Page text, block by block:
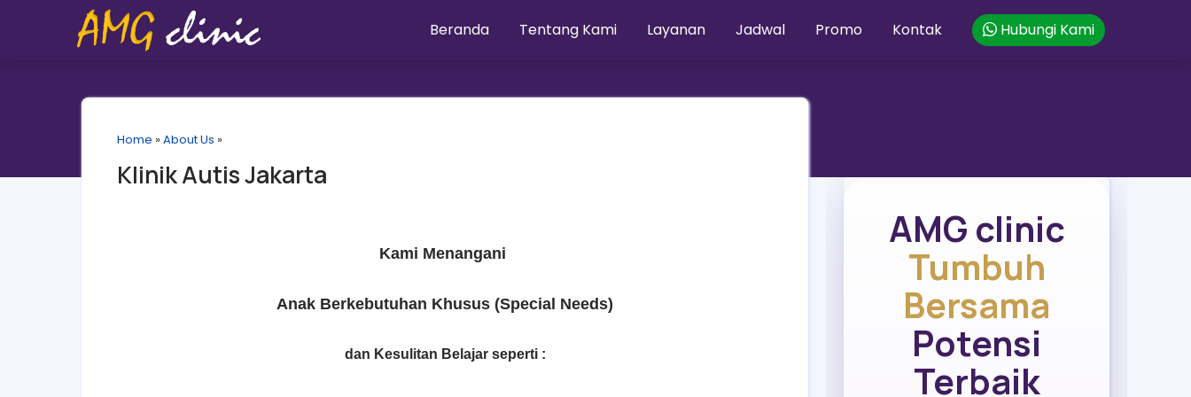
Beranda Tentang Kami Layanan Jadwal Promo Kontak Hubungi Kami
Home »About Us »
Klinik Autis Jakarta
Kami Menangani
Anak Berkebutuhan Khusus (Special Needs)
dan Kesulitan Belajar seperti :
AMG clinic
Tumbuh
Bersama
Potensi
Terbaik